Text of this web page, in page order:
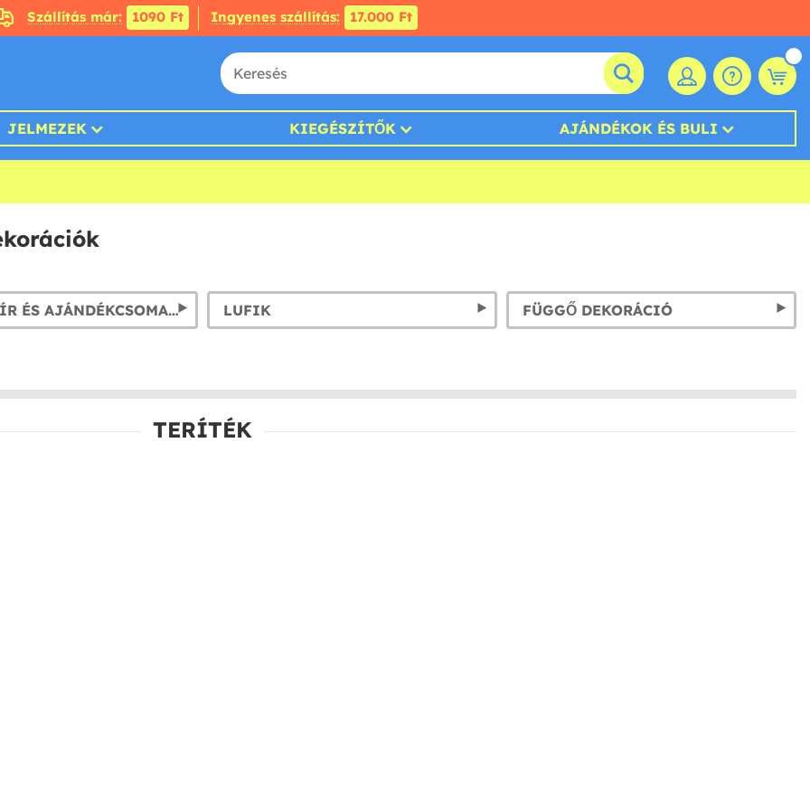
Szállítás már: 1090 Ft Ingyenes szállítás: 17.000 Ft
JELMEZEK KIEGÉSZÍTŐK AJÁNDÉKOK ÉS BULI
LEVÉLPAPÍR ÉS AJÁNDÉKCSOMAGOLÁS LUFIK FÜGGŐ DEKORÁCIÓ
TERÍTÉK